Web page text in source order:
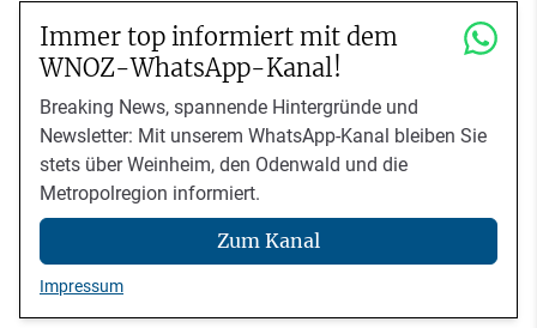
Immer top informiert mit dem
WNOZ-WhatsApp-Kanal!
Breaking News, spannende Hintergründe und
Newsletter: Mit unserem WhatsApp-Kanal bleiben Sie
stets über Weinheim, den Odenwald und die
Metropolregion informiert.
Zum Kanal
Impressum